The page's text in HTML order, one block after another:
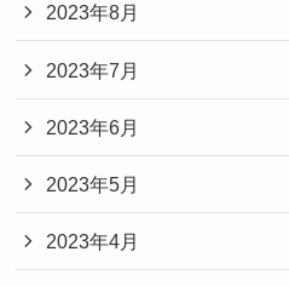
2023年8月
2023年7月
2023年6月
2023年5月
2023年4月